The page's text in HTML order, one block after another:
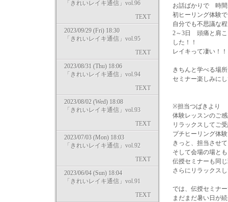
「きれいレイキ通信」vol.96
TEXT
2023/09/29 (Fri) 18:30
「きれいレイキ通信」vol.95
TEXT
2023/08/31 (Thu) 18:06
「きれいレイキ通信」vol.94
TEXT
2023/08/02 (Wed) 18:08
「きれいレイキ通信」vol.93
TEXT
2023/07/03 (Mon) 18:03
「きれいレイキ通信」vol.92
TEXT
2023/06/04 (Sun) 18:04
「きれいレイキ通信」vol.91
TEXT
お話ばかりで 時間
初ヒーリング体験
自分でも不思議な
2～3日 頭痛と肩こ
した！！
レイキって凄い！
きちんと学べる場
セミナー楽しみに
※担当つばきより
体験レッスンのご
リラックスしてご
プチヒーリング体
きっと、担当させ
そして会場の場と
伝授セミナーも同
さらにリラックス
では、伝授セミナ
まだまだ暑い日が